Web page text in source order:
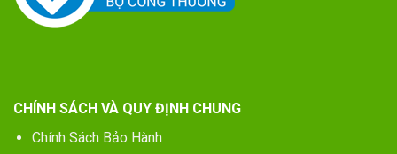
CHÍNH SÁCH VÀ QUY ĐỊNH CHUNG
Chính Sách Bảo Hành